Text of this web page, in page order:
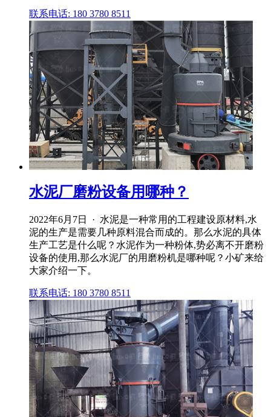
联系电话: 180 3780 8511
水泥厂磨粉设备用哪种？
2022年6月7日 · 水泥是一种常用的工程建设原材料,水
泥的生产是需要几种原料混合而成的。那么水泥的具体
生产工艺是什么呢？水泥作为一种粉体,势必离不开磨粉
设备的使用,那么水泥厂的用磨粉机是哪种呢？小矿来给
大家介绍一下。
联系电话: 180 3780 8511